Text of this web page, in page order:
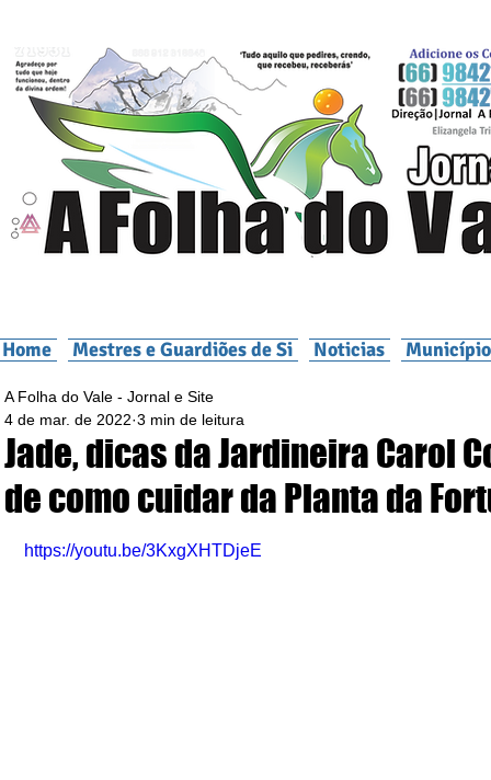
Home Mestres e Guardiões de Si Noticias
Jade, dicas da Jardineira Carol
de como cuidar da Planta da
A Folha do Vale - Jornal e Site
4 de mar. de 2022 3 min de leitura
https://youtu.be/3KxgXHTDjeE